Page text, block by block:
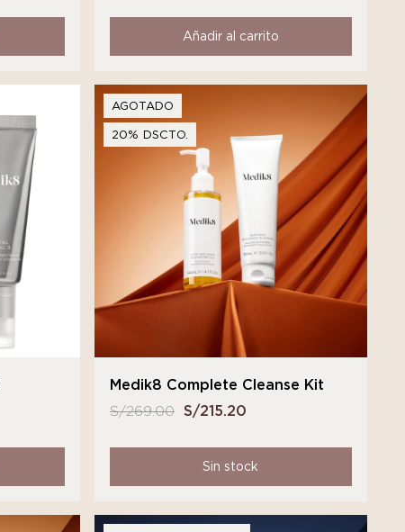
Añadir al carrito
AGOTADO
20% DSCTO.
Medik8 Complete Cleanse Kit
S/269.00 El
era:
S/215.20
es:
Sin stock